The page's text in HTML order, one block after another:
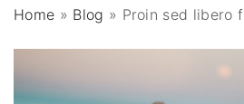
Home » Blog » Proin sed libero